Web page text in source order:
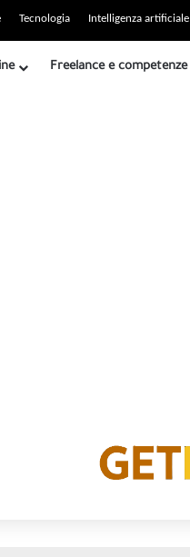
Tecnologia Intelligenza artificiale
Freelance e competenze